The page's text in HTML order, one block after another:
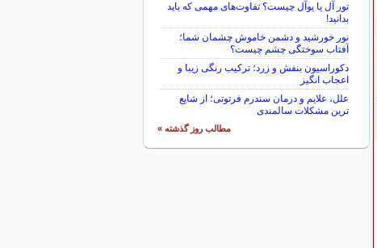
تور آل یا یوآل چیست؟ تفاوت‌های مهمی که باید
بدانید!
نور خورشید و دشمن خاموش چشمان شما؛
آفتاب سوختگی چشم چیست؟
دکوراسیون بنفش و زرد؛ ترکیب رنگی زیبا و
اعجاب انگیز
علل، علایم و درمان سندرم فرتوتی؛ از شایع
ترین مشکلات سالمندی
مطالب روز گذشته »